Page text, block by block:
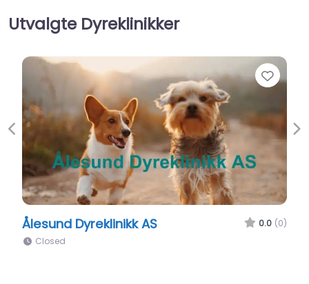
Utvalgte Dyreklinikker
Storfjord Veterinærservice AS 0.0 (0)
Closed
Previous